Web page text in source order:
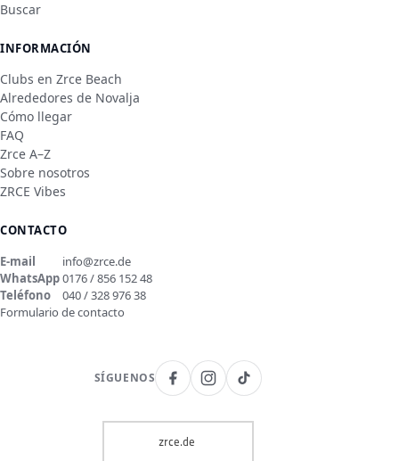
Buscar
INFORMACIÓN
Clubs en Zrce Beach
Alrededores de Novalja
Cómo llegar
FAQ
Zrce A–Z
Sobre nosotros
ZRCE Vibes
CONTACTO
E-mail
info@zrce.de
WhatsApp0176 / 856 152 48
Teléfono
040 / 328 976 38
Formulario de contacto
SÍGUENOS